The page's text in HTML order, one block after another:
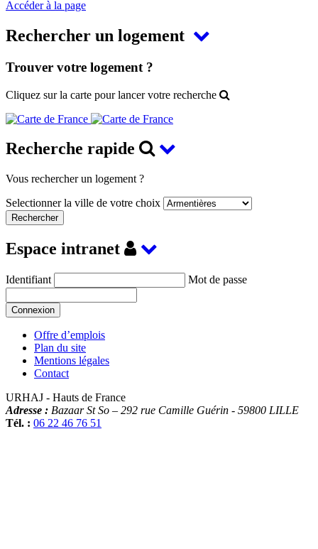
Accéder à la page
Rechercher un logement
Trouver votre logement ?
Cliquez sur la carte pour lancer votre recherche
Recherche rapide
Vous rechercher un logement ?
Selectionner la ville de votre choix
Espace intranet
Identifiant Mot de passe
Offre d’emplois
Plan du site
Mentions légales
Contact
URHAJ - Hauts de France
Adresse : Bazaar St So – 292 rue Camille Guérin - 59800 LILLE
Tél. : 06 22 46 76 51